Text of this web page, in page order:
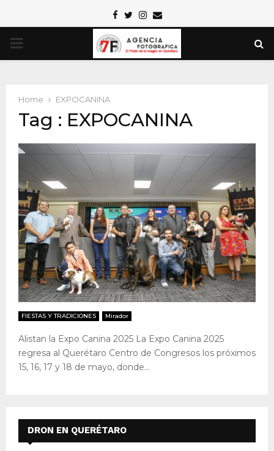
Facebook
TwitterInstagram
Email
PRIMARY
Home EXPOCANINA
Tag : EXPOCANINA
FIESTAS Y TRADICIONES Mirador
Alistan la Expo Canina 2025 La Expo Canina 2025
regresa al Querétaro Centro de Congresos los próximos
15, 16, 17 y 18 de mayo, donde...
DRON EN QUERÉTARO